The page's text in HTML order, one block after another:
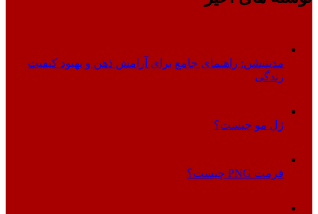
مدیتیشن: راهنمای جامع برای آرامش ذهن و بهبود کیفیت
زندگی
ژل مو چیست؟
فرمت PNG چیست؟